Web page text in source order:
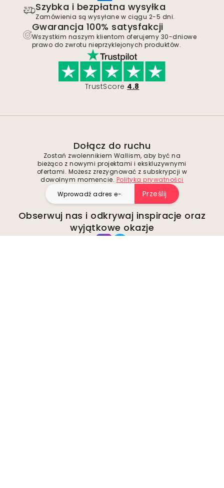
Szybka i bezpłatna wysyłka
Zamówienia są wysyłane w ciągu 2-5 dni.
Gwarancja 100% satysfakcji
Wszystkim naszym klientom oferujemy 30-dniowe
prawo do zwrotu nieprzyklejonych produktów.
TrustScore 4.8
Dołącz do ruchu
Zostań zwolennikiem Wallism, aby być na
bieżąco z nowymi projektami i ekskluzywnymi
ofertami. Możesz zrezygnować z subskrypcji w
dowolnym momencie. Polityka prywatności
Prześlij
Obserwuj nas i odkrywaj inspiracje oraz
wyjątkowe okazje